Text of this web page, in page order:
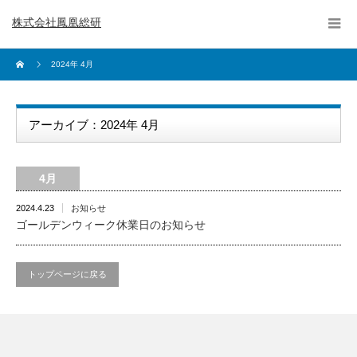
株式会社鳳凰総研
2024年 4月
アーカイブ：2024年 4月
4月
2024.4.23 お知らせ
ゴールデンウィーク休業日のお知らせ
トップページに戻る